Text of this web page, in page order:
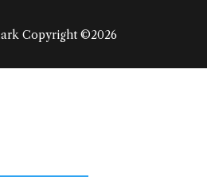
Copyright ©2026